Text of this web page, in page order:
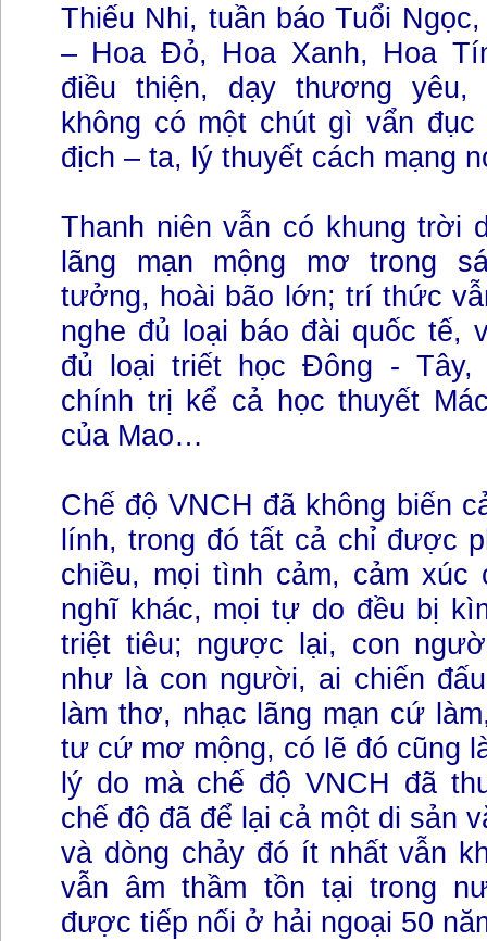
Thiếu Nhi, tuần báo Tuổi
– Hoa Đỏ, Hoa Xanh, Hoa
điều thiện, dạy thương
không có một chút gì vẩn
địch – ta, lý thuyết cách mạng
Thanh niên vẫn có khung trời
lãng mạn mộng mơ trong
tưởng, hoài bão lớn; trí thức
nghe đủ loại báo đài quốc tế,
đủ loại triết học Đông - Tây,
chính trị kể cả học thuyết
của Mao…
Chế độ VNCH đã không biến
lính, trong đó tất cả chỉ được
chiều, mọi tình cảm, cảm xúc
nghĩ khác, mọi tự do đều bị
triệt tiêu; ngược lại, con
như là con người, ai chiến
làm thơ, nhạc lãng mạn cứ
tư cứ mơ mộng, có lẽ đó cũng
lý do mà chế độ VNCH đã
chế độ đã để lại cả một di sản
và dòng chảy đó ít nhất vẫn
vẫn âm thầm tồn tại trong
được tiếp nối ở hải ngoại 50